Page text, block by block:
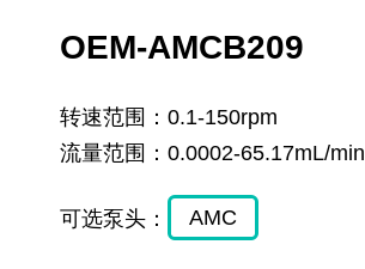
OEM-AMCB209
转速范围： 0.1-150rpm
流量范围： 0.0002-65.17mL/min
可选泵头： AMC